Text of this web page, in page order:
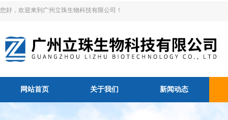
您好，欢迎来到广州立珠生物科技有限公司！
网站首页 关于我们 新闻动态